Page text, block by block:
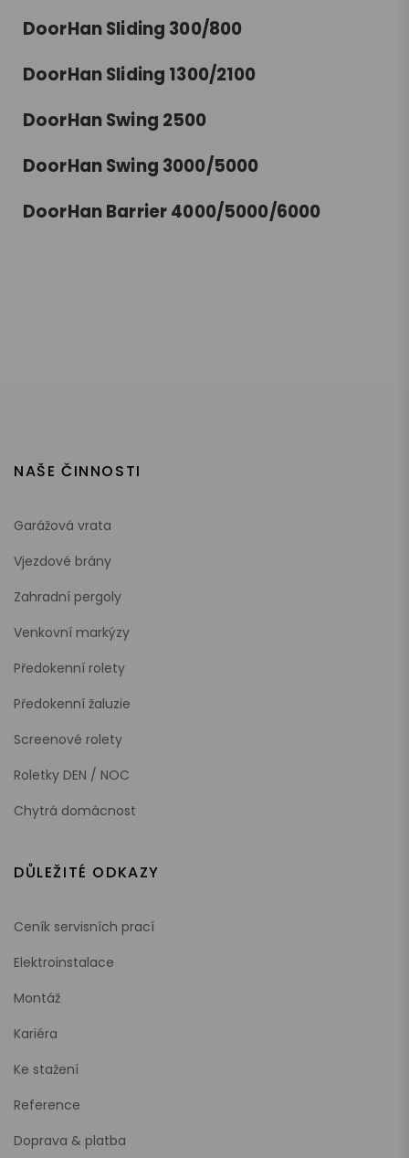
DoorHan Sliding 300/800
DoorHan Sliding 1300/2100
DoorHan Swing 2500
DoorHan Swing 3000/5000
DoorHan Barrier 4000/5000/6000
NAŠE ČINNOSTI
Garážová vrata
Vjezdové brány
Zahradní pergoly
Venkovní markýzy
Předokenní rolety
Předokenní žaluzie
Screenové rolety
Roletky DEN / NOC
Chytrá domácnost
DŮLEŽITÉ ODKAZY
Ceník servisních prací
Elektroinstalace
Montáž
Kariéra
Ke stažení
Reference
Doprava & platba